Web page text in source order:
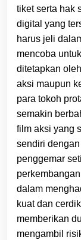
tiket serta hak
digital yang
harus jeli
mencoba
ditetapkan
aksi maupun
para tokoh
semakin
film aksi yang
sendiri
penggemar
dalam
kuat dan
memberikan
mengambil